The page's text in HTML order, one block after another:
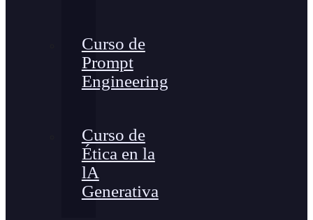
Curso de
Prompt
Engineering
Curso de
Ética en la
lA
Generativa